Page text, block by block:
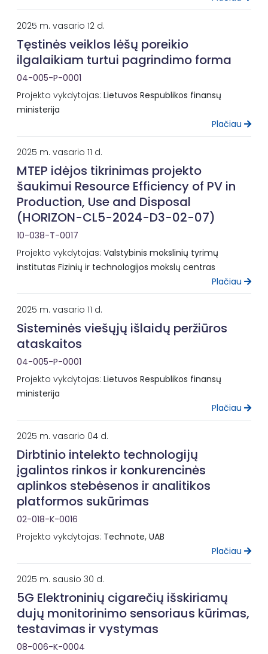
2025 m. vasario 12 d.
Tęstinės veiklos lėšų poreikio
ilgalaikiam turtui pagrindimo forma
04-005-P-0001
Projekto vykdytojas: Lietuvos Respublikos finansų
ministerija
Plačiau
2025 m. vasario 11 d.
MTEP idėjos tikrinimas projekto
šaukimui Resource Efficiency of PV in
Production, Use and Disposal
(HORIZON-CL5-2024-D3-02-07)
10-038-T-0017
Projekto vykdytojas: Valstybinis mokslinių tyrimų
institutas Fizinių ir technologijos mokslų centras
Plačiau
2025 m. vasario 11 d.
Sisteminės viešųjų išlaidų peržiūros
ataskaitos
04-005-P-0001
Projekto vykdytojas: Lietuvos Respublikos finansų
ministerija
Plačiau
2025 m. vasario 04 d.
Dirbtinio intelekto technologijų
įgalintos rinkos ir konkurencinės
aplinkos stebėsenos ir analitikos
platformos sukūrimas
02-018-K-0016
Projekto vykdytojas: Technote, UAB
Plačiau
2025 m. sausio 30 d.
5G Elektroninių cigarečių išskiriamų
dujų monitorinimo sensoriaus kūrimas,
testavimas ir vystymas
08-006-K-0004